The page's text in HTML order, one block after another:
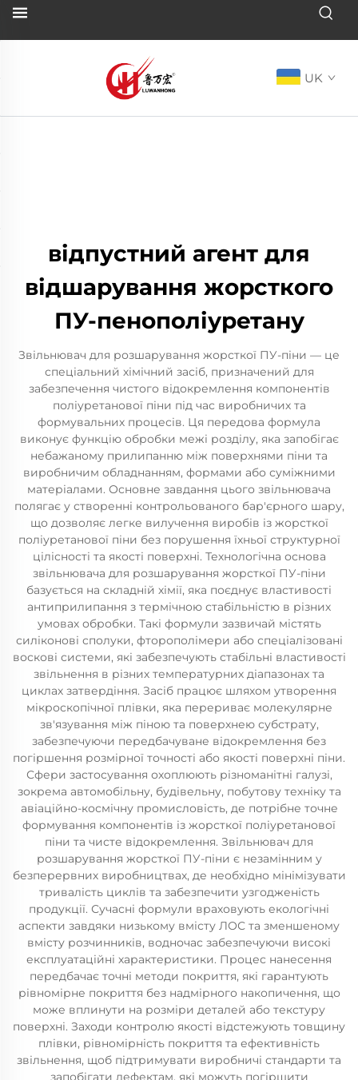
UK
відпустний агент для
відшарування жорсткого
ПУ-пенополіуретану
Звільнювач для розшарування жорсткої ПУ-піни — це
спеціальний хімічний засіб, призначений для
забезпечення чистого відокремлення компонентів
поліуретанової піни під час виробничих та
формувальних процесів. Ця передова формула
виконує функцію обробки межі розділу, яка запобігає
небажаному прилипанню між поверхнями піни та
виробничим обладнанням, формами або суміжними
матеріалами. Основне завдання цього звільнювача
полягає у створенні контрольованого бар'єрного шару,
що дозволяє легке вилучення виробів із жорсткої
поліуретанової піни без порушення їхньої структурної
цілісності та якості поверхні. Технологічна основа
звільнювача для розшарування жорсткої ПУ-піни
базується на складній хімії, яка поєднує властивості
антиприлипання з термічною стабільністю в різних
умовах обробки. Такі формули зазвичай містять
силіконові сполуки, фторополімери або спеціалізовані
воскові системи, які забезпечують стабільні властивості
звільнення в різних температурних діапазонах та
циклах затвердіння. Засіб працює шляхом утворення
мікроскопічної плівки, яка перериває молекулярне
зв'язування між піною та поверхнею субстрату,
забезпечуючи передбачуване відокремлення без
погіршення розмірної точності або якості поверхні піни.
Сфери застосування охоплюють різноманітні галузі,
зокрема автомобільну, будівельну, побутову техніку та
авіаційно-космічну промисловість, де потрібне точне
формування компонентів із жорсткої поліуретанової
піни та чисте відокремлення. Звільнювач для
розшарування жорсткої ПУ-піни є незамінним у
безперервних виробництвах, де необхідно мінімізувати
тривалість циклів та забезпечити узгодженість
продукції. Сучасні формули враховують екологічні
аспекти завдяки низькому вмісту ЛОС та зменшеному
вмісту розчинників, водночас забезпечуючи високі
експлуатаційні характеристики. Процес нанесення
передбачає точні методи покриття, які гарантують
рівномірне покриття без надмірного накопичення, що
може вплинути на розміри деталей або текстуру
поверхні. Заходи контролю якості відстежують товщину
плівки, рівномірність покриття та ефективність
звільнення, щоб підтримувати виробничі стандарти та
запобігати дефектам, які можуть погіршити